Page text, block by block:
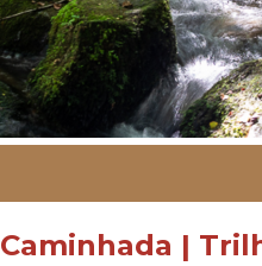
Caminhada |